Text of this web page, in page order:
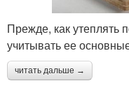
Прежде, как утеплять
учитывать ее
читать дальше →